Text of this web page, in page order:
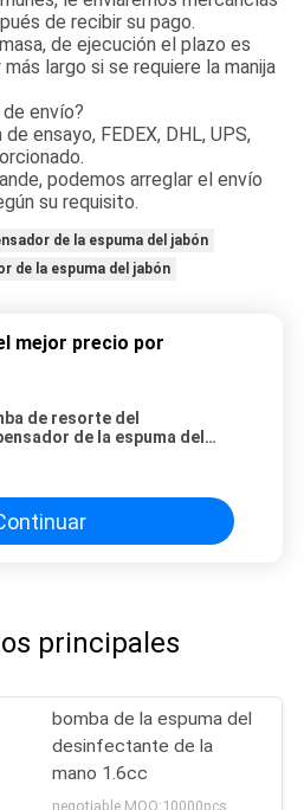
de recibir su pago.
de ejecución el plazo es
largo si se requiere la manija
envío?
ensayo, FEDEX, DHL, UPS,
podemos arreglar el envío
su requisito.
de la espuma del jabón
de la espuma del jabón
mejor precio por
de resorte del
de la espuma del
principales
bomba de la espuma del
desinfectante de la
mano 1.6cc
negotiable MOQ:10000pcs